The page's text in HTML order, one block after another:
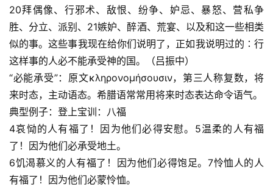
首
页
20拜偶像、行邪术、敌恨、纷争、妒忌、暴怒、营私争
胜、分立、派别、21嫉妒、醉酒、荒宴、以及和这一些相类
似的事。这些事我现在给你们说明了，正如我说明过的∶行
这样事的人必不能承受神的国。（吕振中）
“必能承受”：原文κληρονομήσουσιν，第三人称复数，将
来时态，主动语态。希腊语常常用将来时态表达命令语气。
典型例子：登上宝训：八福
4哀恸的人有福了！因为他们必得安慰。5温柔的人有福
了！因为他们必承受地土。
6饥渴慕义的人有福了！因为他们必得饱足。7怜恤人的人
有福了！因为他们必蒙怜恤。